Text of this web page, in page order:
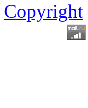
Copyright